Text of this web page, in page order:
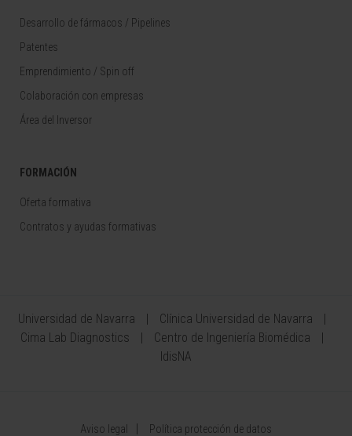
Desarrollo de fármacos / Pipelines
Patentes
Emprendimiento / Spin off
Colaboración con empresas
Área del Inversor
FORMACIÓN
Oferta formativa
Contratos y ayudas formativas
Universidad de Navarra
Clínica Universidad de Navarra
Cima Lab Diagnostics
Centro de Ingeniería Biomédica
IdisNA
Aviso legal Política protección de datos